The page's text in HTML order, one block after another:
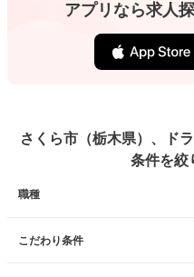
アプリなら求人
さくら市（栃木県）、ド
条件を絞
職種
こだわり条件